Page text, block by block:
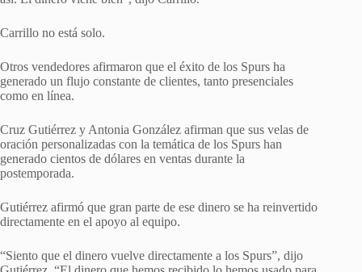
Carrillo no está solo.
Otros vendedores afirmaron que el éxito de los Spurs ha
generado un flujo constante de clientes, tanto presenciales
como en línea.
Cruz Gutiérrez y Antonia González afirman que sus velas de
oración personalizadas con la temática de los Spurs han
generado cientos de dólares en ventas durante la
postemporada.
Gutiérrez afirmó que gran parte de ese dinero se ha reinvertido
directamente en el apoyo al equipo.
“Siento que el dinero vuelve directamente a los Spurs”, dijo